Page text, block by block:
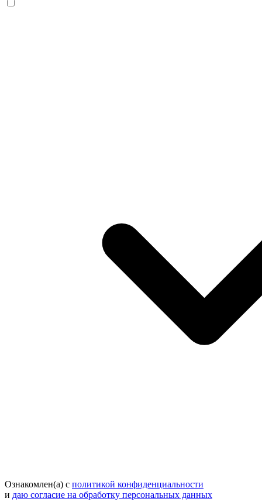
Ознакомлен(а) с политикой конфиденциальности
и даю согласие на обработку персональных данных